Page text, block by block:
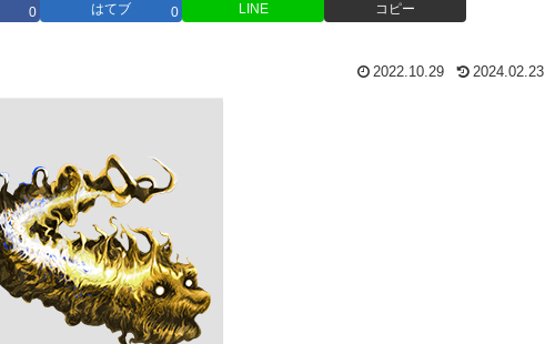
0 はてブ 0 LINE コピー
2022.10.29 2024.02.23